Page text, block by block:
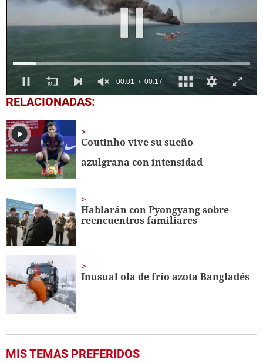
0
seconds
17
seconds
RELACIONADAS:
Coutinho vive su sueño
azulgrana con intensidad
Hablarán con Pyongyang sobre
reencuentros familiares
Inusual ola de frío azota Bangladés
MIS TEMAS PREFERIDOS